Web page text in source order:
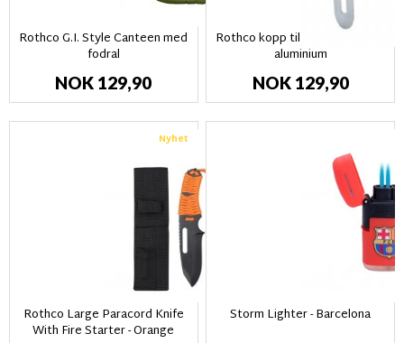
Rothco G.I. Style Canteen med
fodral
NOK 129,90
Rothco kopp till vattenflaska –
aluminium
NOK 129,90
Nyhet
Rothco Large Paracord Knife
With Fire Starter - Orange
Storm Lighter - Barcelona